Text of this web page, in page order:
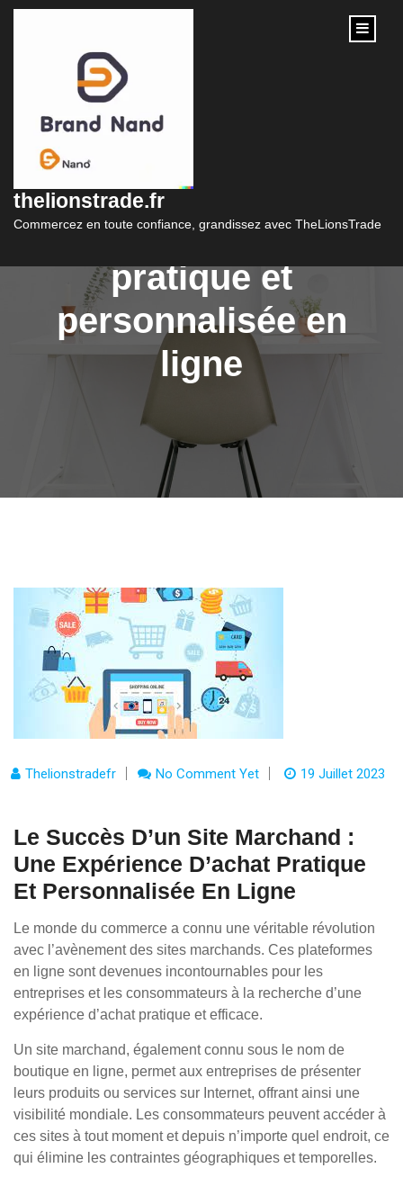
content
thelionstrade.fr
Commercez en toute confiance, grandissez avec TheLionsTrade
Le succès d’un site
marchand : une
expérience d’achat
pratique et
personnalisée en
ligne
Thelionstradefr No Comment Yet 19 Juillet 2023
Le Succès D’un Site Marchand :
Une Expérience D’achat Pratique
Et Personnalisée En Ligne
Le monde du commerce a connu une véritable révolution
avec l’avènement des sites marchands. Ces plateformes
en ligne sont devenues incontournables pour les
entreprises et les consommateurs à la recherche d’une
expérience d’achat pratique et efficace.
Un site marchand, également connu sous le nom de
boutique en ligne, permet aux entreprises de présenter
leurs produits ou services sur Internet, offrant ainsi une
visibilité mondiale. Les consommateurs peuvent accéder à
ces sites à tout moment et depuis n’importe quel endroit, ce
qui élimine les contraintes géographiques et temporelles.